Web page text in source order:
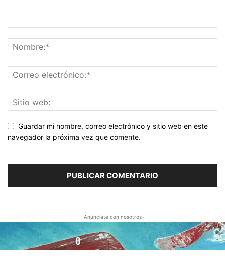
Guardar mi nombre, correo electrónico y sitio web en este
navegador la próxima vez que comente.
-Anúnciate con nosotros-